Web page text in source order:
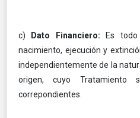
c) Dato Financiero:
Es
nacimiento, ejecución y
independientemente de la
origen, cuyo
correpondientes.